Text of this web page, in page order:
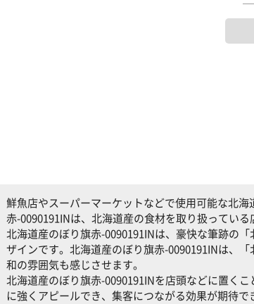
鮮魚店やスーパーマーケットなどで使用可能な北
赤-0090191INは、北海道産の食材を取り扱ってい
北海道産のぼり旗赤-0090191INは、豪快な筆跡の
ザインです。北海道産のぼり旗赤-0090191INは、
和の雰囲気も感じさせます。
北海道産のぼり旗赤-0090191INを店頭などに置く
に強くアピールでき、集客につながる効果が期待で